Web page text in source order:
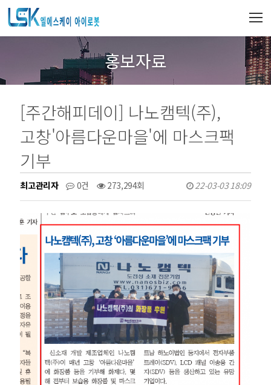
홍보자료
[주간해피데이] 나노캠텍(주),
고창'아름다운마을'에 마스크팩
기부
최고관리자 0건 273,294회 22-03-03 18:09